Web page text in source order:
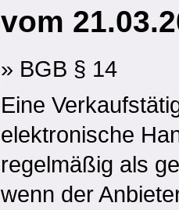
vom
» BGB § 14
Eine
elektronische
regelmäßig als
wenn der